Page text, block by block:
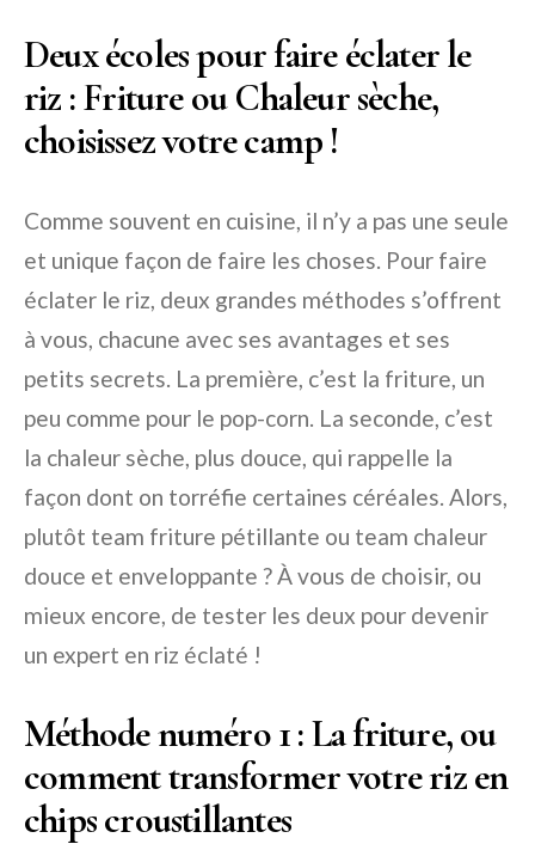
Deux écoles pour faire éclater le
riz : Friture ou Chaleur sèche,
choisissez votre camp !
Comme souvent en cuisine, il n’y a pas une seule
et unique façon de faire les choses. Pour faire
éclater le riz, deux grandes méthodes s’offrent
à vous, chacune avec ses avantages et ses
petits secrets. La première, c’est la friture, un
peu comme pour le pop-corn. La seconde, c’est
la chaleur sèche, plus douce, qui rappelle la
façon dont on torréfie certaines céréales. Alors,
plutôt team friture pétillante ou team chaleur
douce et enveloppante ? À vous de choisir, ou
mieux encore, de tester les deux pour devenir
un expert en riz éclaté !
Méthode numéro 1 : La friture, ou
comment transformer votre riz en
chips croustillantes